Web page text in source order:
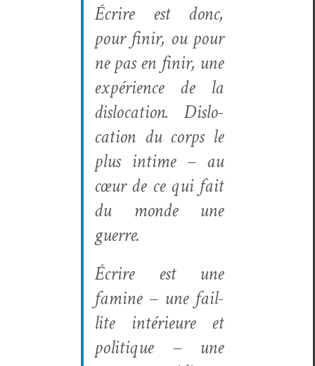
Écrire est donc,
pour finir, ou pour
ne pas en finir, une
expéri­ence de la
dis­lo­ca­tion. Dis­lo­
ca­tion du corps le
plus intime – au
cœur de ce qui fait
du monde une
guerre.
Écrire est une
famine – une fail­
lite intérieure et
poli­tique – une